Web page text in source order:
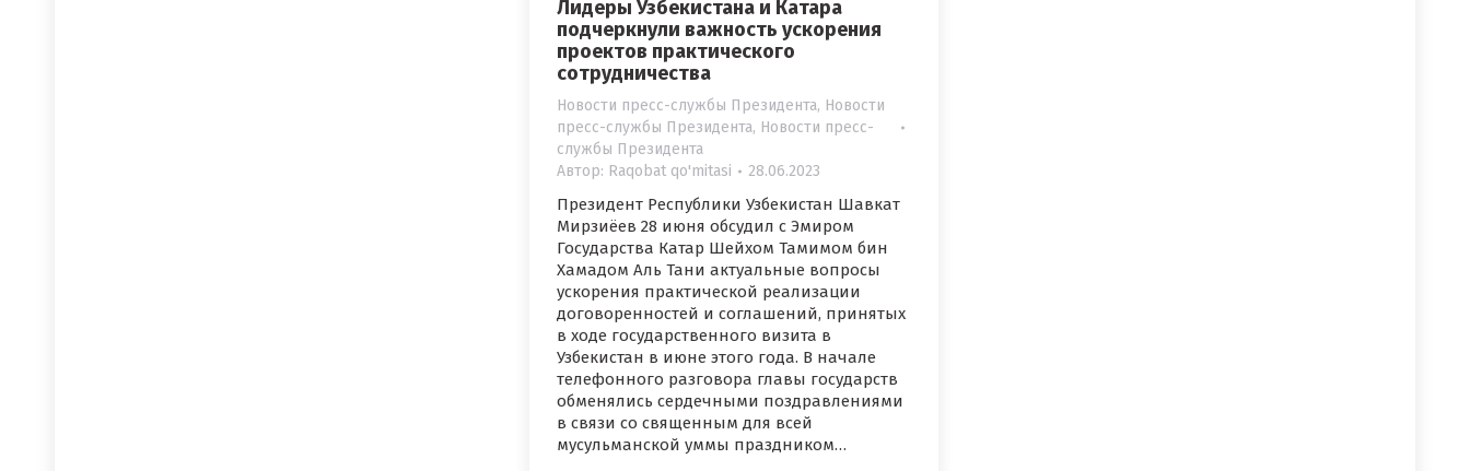
Лидеры Узбекистана и Катара
подчеркнули важность ускорения
проектов практического
сотрудничества
Новости пресс-службы Президента, Новости
пресс-службы Президента, Новости пресс-
службы Президента
Автор: Raqobat qo'mitasi 28.06.2023
Президент Республики Узбекистан Шавкат
Мирзиёев 28 июня обсудил с Эмиром
Государства Катар Шейхом Тамимом бин
Хамадом Аль Тани актуальные вопросы
ускорения практической реализации
договоренностей и соглашений, принятых
в ходе государственного визита в
Узбекистан в июне этого года. В начале
телефонного разговора главы государств
обменялись сердечными поздравлениями
в связи со священным для всей
мусульманской уммы праздником…